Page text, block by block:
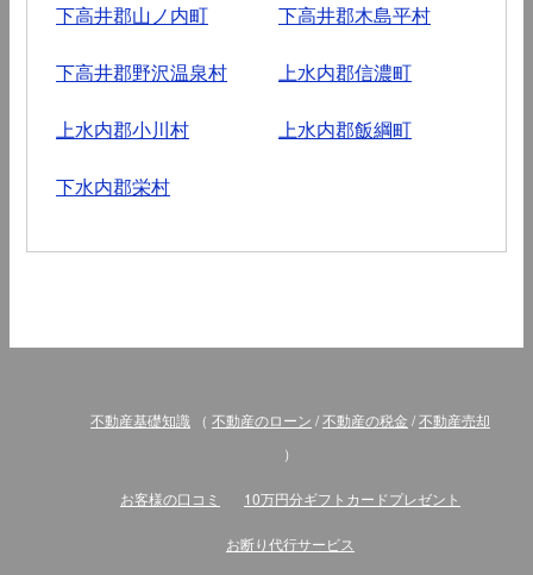
下高井郡山ノ内町 下高井郡木島平村
下高井郡野沢温泉村 上水内郡信濃町
上水内郡小川村 上水内郡飯綱町
下水内郡栄村
不動産基礎知識 （ 不動産のローン /不動産の税金 /不動産売却
）
お客様の口コミ 10万円分ギフトカードプレゼント
お断り代行サービス